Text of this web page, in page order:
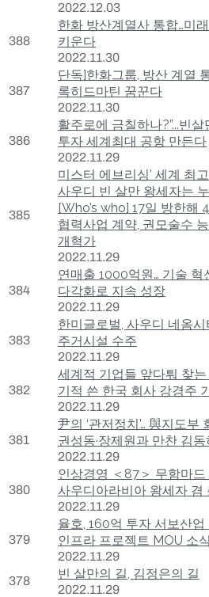
2022.12.03
388
한화 방산계열사 통합…미
키운다
2022.11.30
387
단독]한화그룹, 방산 계열
록히드마틴 꿈꾼다
2022.11.30
386
활주로에 금칠하나?”...빈
투자 세계최대 공항 만든다
2022.11.29
385
미스터 에브리싱’ 세계 최
사우디 빈 살만 왕세자는
[Who’s who] 17일 방한해
협력사업 계약, 권모술수
개혁가
2022.11.29
384
연매출 1000억원… 기술 혁
다각화로 지속 성장
2022.11.29
383
한미글로벌, 사우디 네옴시
주거시설 수주
2022.11.29
382
세계적 기업들 앞다퉈 찾는
기적 쓴 한국 회사 강경주
2022.11.29
381
尹의 ‘관저정치’… 與지도부
권성동·장제원과 만찬 김
2022.11.29
380
인상경영 ＜87＞ 무함마드
사우디아라비아 왕세자 겸
2022.11.29
379
율호, 160억 투자 서보산업
인프라 프로젝트 MOU 소식
2022.11.29
378 빈 살만의 길, 김정은의 길
2022.11.29